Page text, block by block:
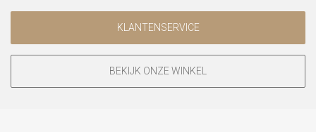
KLANTENSERVICE
BEKIJK ONZE WINKEL